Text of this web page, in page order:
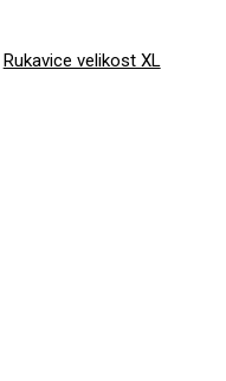
Rukavice velikost XL